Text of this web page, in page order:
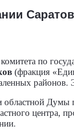
по
(фракция
районов.
областной Думы
центра,